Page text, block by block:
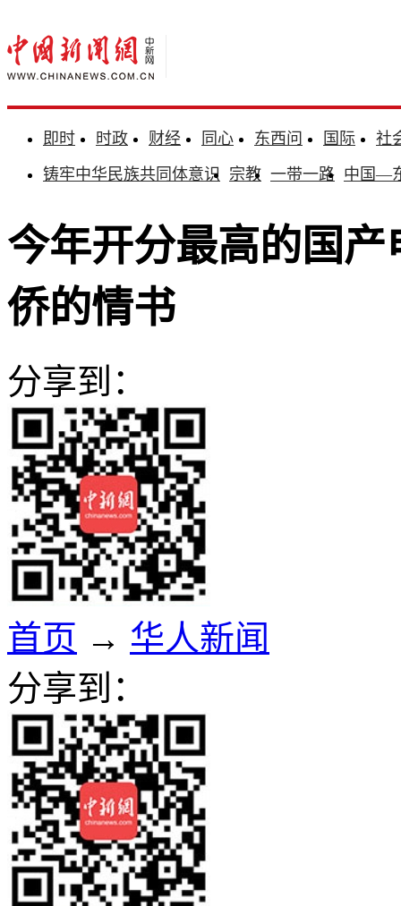
即时 时政 财经 同心 东西问 国际
社
铸牢中华民族共同体意识 宗教 一带一路 中国—
今年开分最高的国
侨的情书
分享到：
首页 → 华人新闻
分享到：